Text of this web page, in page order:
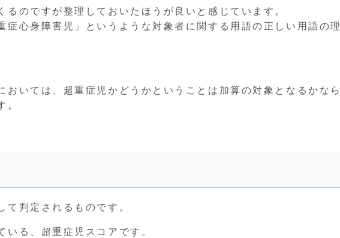
るのですが整理しておいたほうが良いと感じています。
症心身障害児」というような対象者に関する用語の正しい用語の理
おいては、超重症児かどうかということは加算の対象となるかなら
。
て判定されるものです。
いる、超重症児スコアです。